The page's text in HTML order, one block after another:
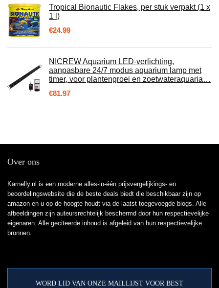
Tropical Bionautic Flakes, per stuk verpakt (1 x
1 l)
€24.99
NICREW Aquarium LED-verlichting,
aanpasbare 24/7 modus aquarium lamp met
timer, voor plantengroei en zoetwateraquaria…
€81.97
Over ons
Karnelly.nl is een moderne alles-in-één prijsvergelijkings- en
beoordelingswebsite die de beste deals biedt die beschikbaar zijn op
amazon en u op de hoogte houdt via de laatst toegevoegde blogs. Alle
afbeeldingen zijn auteursrechtelijk beschermd door hun respectievelijke
eigenaren. Alle geciteerde inhoud is afgeleid van hun respectievelijke
bronnen.
WORD LID VAN ONZE MAILLIJST VOOR BEST